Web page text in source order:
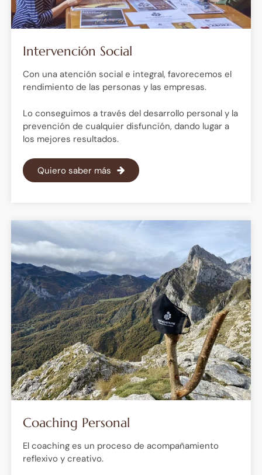
Intervención Social
Con una atención social e integral, favorecemos el
rendimiento de las personas y las empresas.
Lo conseguimos a través del desarrollo personal y la
prevención de cualquier disfunción, dando lugar a
los mejores resultados.
Quiero saber más
Coaching Personal
El coaching es un proceso de acompañamiento
reflexivo y creativo.